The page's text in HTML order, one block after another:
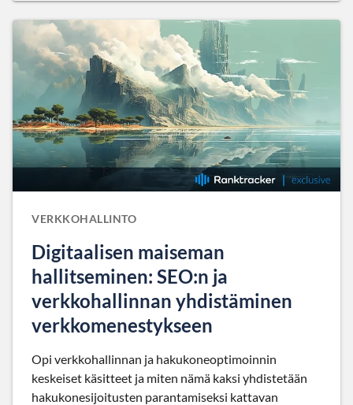
VERKKOHALLINTO
Digitaalisen maiseman
hallitseminen: SEO:n ja
verkkohallinnan yhdistäminen
verkkomenestykseen
Opi verkkohallinnan ja hakukoneoptimoinnin
keskeiset käsitteet ja miten nämä kaksi yhdistetään
hakukonesijoitusten parantamiseksi kattavan